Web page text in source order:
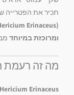
תכיר את הפטרייה
(Hericium Erinaceus)
ומרוכזת במיוחד
מה זה רעמת
Hericium Erinaceus